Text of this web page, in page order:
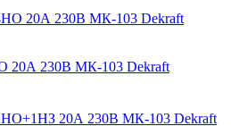
20А 230В МК-103 Dekraft